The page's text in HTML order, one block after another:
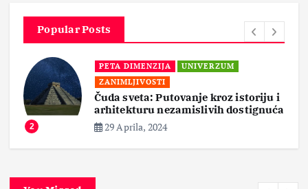
Popular Posts
2
PETA DIMENZIJA
UNIVERZUM
ZANIMLJIVOSTI
Čuda sveta: Putovanje kroz istoriju i
arhitekturu nezamislivih dostignuća
29 Aprila, 2024